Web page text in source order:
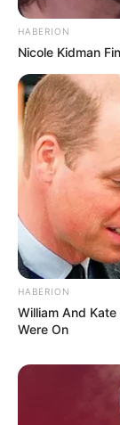
Auf einigen
Angebote
gekauft wird,
dadurch der
HABERION
Nicole Kidman
HABERION
William And
Were On